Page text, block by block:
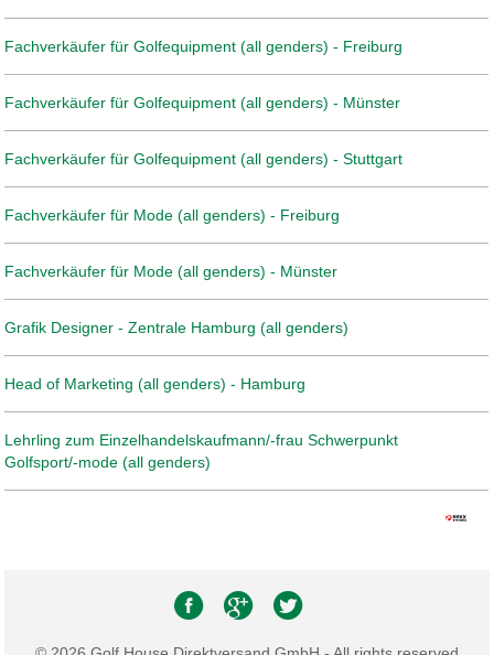
Fachverkäufer für Golfequipment (all genders) - Freiburg
Fachverkäufer für Golfequipment (all genders) - Münster
Fachverkäufer für Golfequipment (all genders) - Stuttgart
Fachverkäufer für Mode (all genders) - Freiburg
Fachverkäufer für Mode (all genders) - Münster
Grafik Designer - Zentrale Hamburg (all genders)
Head of Marketing (all genders) - Hamburg
Lehrling zum Einzelhandelskaufmann/-frau Schwerpunkt
Golfsport/-mode (all genders)